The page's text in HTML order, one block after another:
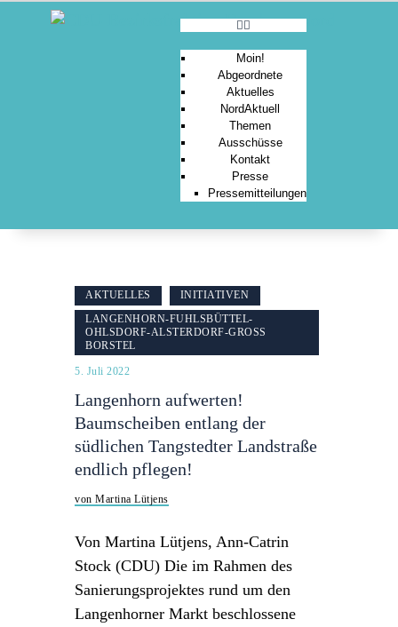
Moin!
Abgeordnete
Aktuelles
NordAktuell
Themen
Ausschüsse
Kontakt
Presse
Pressemitteilungen
ABGEORDNETE
NORDAKTUELL
PRESSE
AKTUELLES
INITIATIVEN
LANGENHORN-FUHLSBÜTTEL-
OHLSDORF-ALSTERDORF-GROSS B
ORSTEL
5. Juli 2022
Langenhorn aufwerten!
Baumscheiben entlang der
südlichen Tangstedter Landstraße
endlich pflegen!
von Martina Lütjens
Von Martina Lütjens, Ann-Catrin
Stock (CDU) Die im Rahmen des
Sanierungsprojektes rund um den
Langenhorner Markt beschlossene